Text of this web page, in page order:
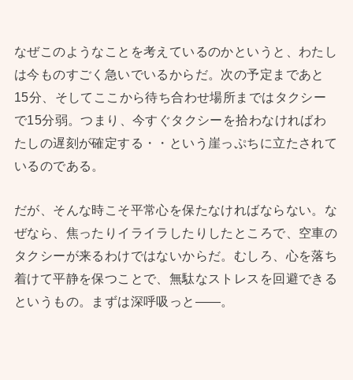
なぜこのようなことを考えているのかというと、わたし
は今ものすごく急いでいるからだ。次の予定まであと
15分、そしてここから待ち合わせ場所まではタクシー
で15分弱。つまり、今すぐタクシーを拾わなければわ
たしの遅刻が確定する・・という崖っぷちに立たされて
いるのである。
だが、そんな時こそ平常心を保たなければならない。な
ぜなら、焦ったりイライラしたりしたところで、空車の
タクシーが来るわけではないからだ。むしろ、心を落ち
着けて平静を保つことで、無駄なストレスを回避できる
というもの。まずは深呼吸っと——。